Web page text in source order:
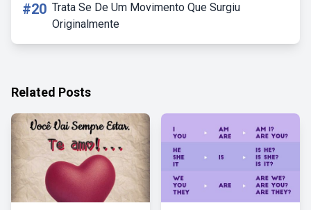
#20 Trata Se De Um Movimento Que Surgiu
Originalmente
Related Posts